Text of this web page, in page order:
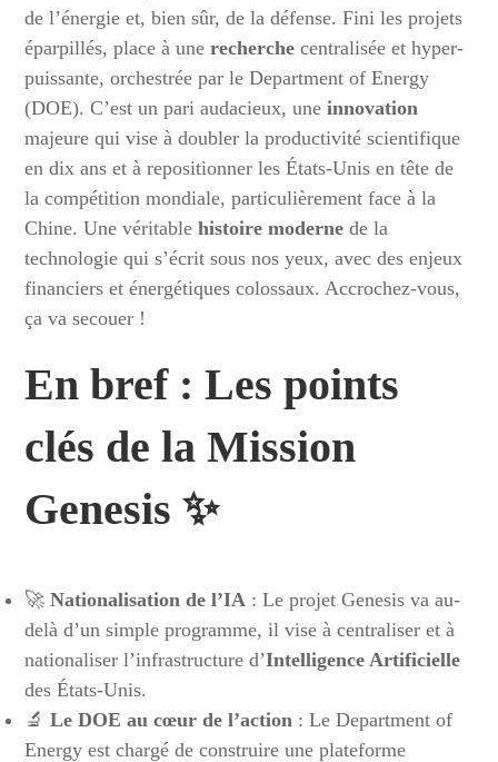
de l’énergie et, bien sûr, de la défense. Fini les projets
éparpillés, place à unerecherche centralisée et hyper-
puissante, orchestrée par le Department of Energy
(DOE). C’est un pari audacieux, uneinnovation
majeure qui vise à doubler la productivité scientifique
en dix ans et à repositionner les États-Unis en tête de
la compétition mondiale, particulièrement face à la
Chine. Une véritablehistoire moderne de la
technologie qui s’écrit sous nos yeux, avec des enjeux
financiers et énergétiques colossaux. Accrochez-vous,
ça va secouer !
En bref : Les points
clés de la Mission
Genesis ✨
🚀Nationalisation de l’IA : Le projet Genesis va au-
delà d’un simple programme, il vise à centraliser et à
nationaliser l’infrastructure d’Intelligence Artificielle
des États-Unis.
🔬Le DOE au cœur de l’action : Le Department of
Energy est chargé de construire une plateforme